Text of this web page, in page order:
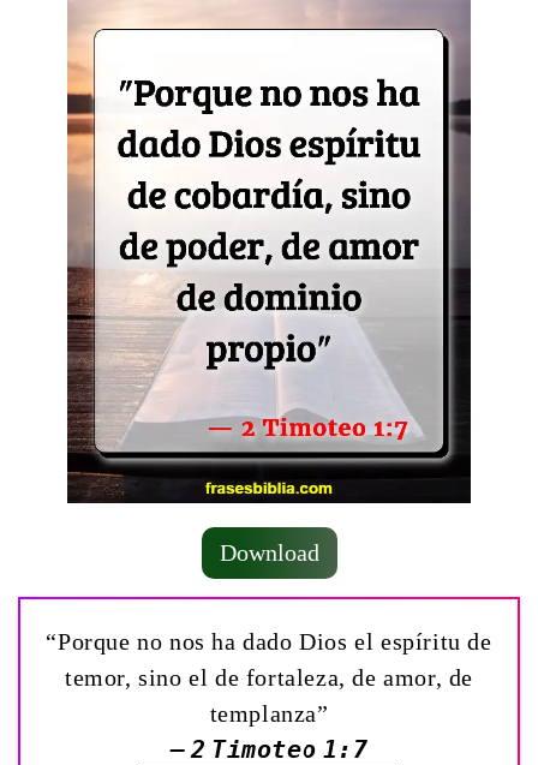
Download
“Porque no nos ha dado Dios el espíritu de
temor, sino el de fortaleza, de amor, de
templanza”
— 2 Timoteo 1:7